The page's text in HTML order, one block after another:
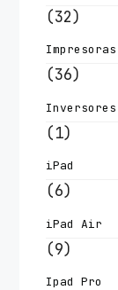
(32)
(36)
(1)
iPad
(6)
iPad Air
(9)
Ipad Pro